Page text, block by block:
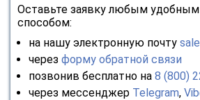
Оставьте заявку любым удобным
способом:
на нашу электронную почту
через форму обратной связи
позвонив бесплатно на 8 (800)
через мессенджер Telegram,